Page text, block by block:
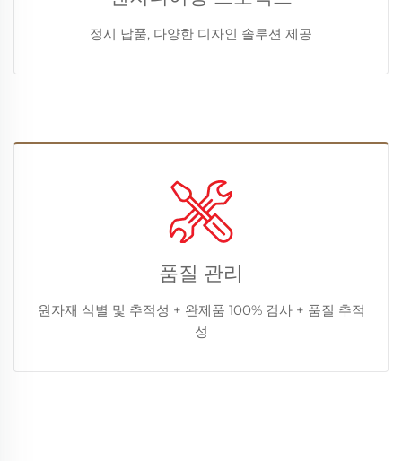
정시 납품, 다양한 디자인 솔루션 제공
품질 관리
원자재 식별 및 추적성 + 완제품 100% 검사 + 품질 추적
성